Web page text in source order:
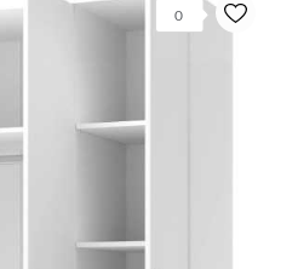
0